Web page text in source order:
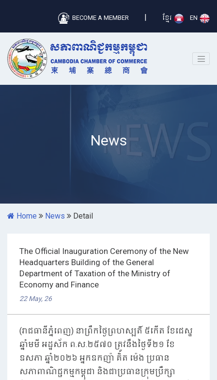
BECOME A MEMBER | ខ្មែរ EN
News
Home News Detail
The Official Inauguration Ceremony of the New
Headquarters Building of the General
Department of Taxation of the Ministry of
Economy and Finance
22 May, 26
(រាជធានីភ្នំពេញ) នាព្រឹកថ្ងៃព្រហស្បតិ៍ ៥កើត ខែជេស្ឋ
ឆ្នាំមមី អដ្ឋស័ក ព.ស.២៥៧០ ត្រូវនឹងថ្ងៃទី២១ ខែ
ឧសភា ឆ្នាំ២០២៦ អ្នកឧកញ៉ា គិត ម៉េង ប្រធាន
សភាពាណិជ្ជកម្មកម្ពុជា និងជាប្រធានក្រុមប្រឹក្សា